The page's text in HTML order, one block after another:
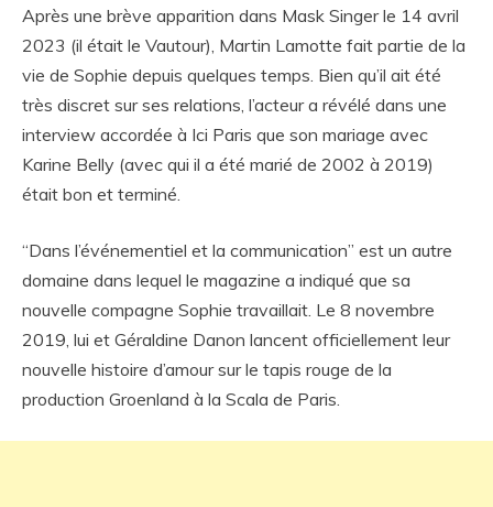
Après une brève apparition dans Mask Singer le 14 avril
2023 (il était le Vautour), Martin Lamotte fait partie de la
vie de Sophie depuis quelques temps. Bien qu’il ait été
très discret sur ses relations, l’acteur a révélé dans une
interview accordée à Ici Paris que son mariage avec
Karine Belly (avec qui il a été marié de 2002 à 2019)
était bon et terminé.
“Dans l’événementiel et la communication” est un autre
domaine dans lequel le magazine a indiqué que sa
nouvelle compagne Sophie travaillait. Le 8 novembre
2019, lui et Géraldine Danon lancent officiellement leur
nouvelle histoire d’amour sur le tapis rouge de la
production Groenland à la Scala de Paris.